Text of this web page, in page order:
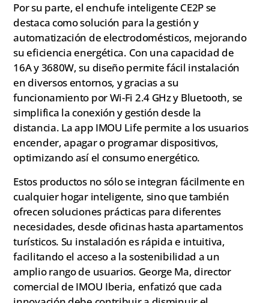
Por su parte, el enchufe inteligente CE2P se
destaca como solución para la gestión y
automatización de electrodomésticos, mejorando
su eficiencia energética. Con una capacidad de
16A y 3680W, su diseño permite fácil instalación
en diversos entornos, y gracias a su
funcionamiento por Wi-Fi 2.4 GHz y Bluetooth, se
simplifica la conexión y gestión desde la
distancia. La app IMOU Life permite a los usuarios
encender, apagar o programar dispositivos,
optimizando así el consumo energético.
Estos productos no sólo se integran fácilmente en
cualquier hogar inteligente, sino que también
ofrecen soluciones prácticas para diferentes
necesidades, desde oficinas hasta apartamentos
turísticos. Su instalación es rápida e intuitiva,
facilitando el acceso a la sostenibilidad a un
amplio rango de usuarios. George Ma, director
comercial de IMOU Iberia, enfatizó que cada